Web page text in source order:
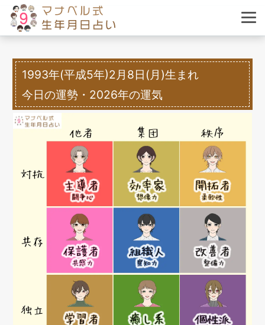
1993年(平成5年)2月8日(月)生まれ
今日の運勢・2026年の運気